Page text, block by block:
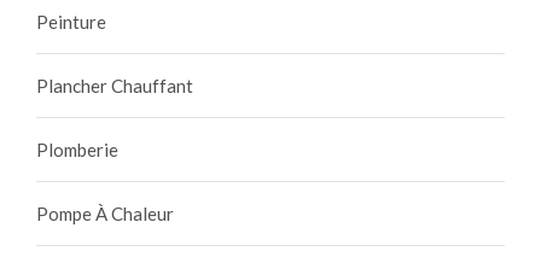
Peinture
Plancher Chauffant
Plomberie
Pompe À Chaleur